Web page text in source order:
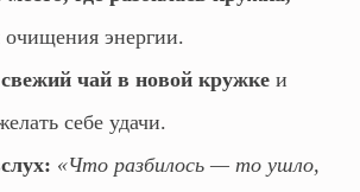
энергии.
чай в новой кружке и
себе удачи.
«Что разбилось — то ушло,